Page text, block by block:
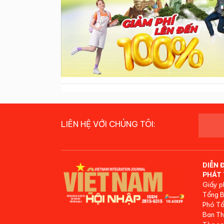
LIÊN HỆ VỚI CHÚNG TÔI:
DIỄN
PHÁT
Giấy
Tổng
Phó
Ban